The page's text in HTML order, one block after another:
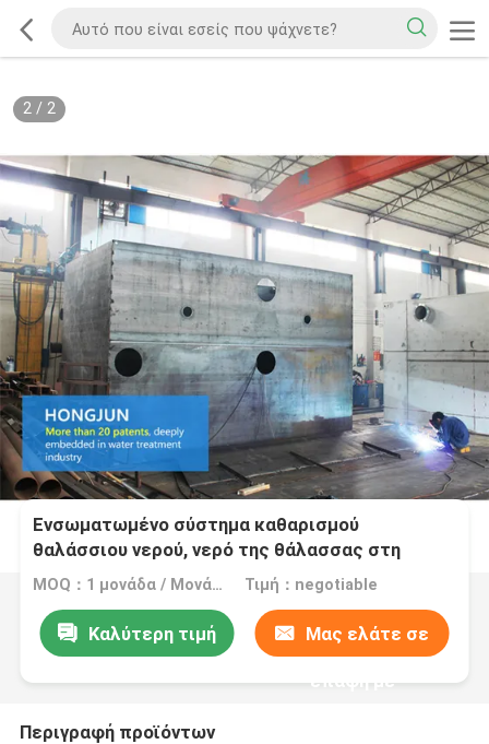
2/ 2
Ενσωματωμένο σύστημα καθαρισμού
θαλάσσιου νερού, νερό της θάλασσας στη
μηχανή πόσιμου νερούMOQ：1 μονάδα / Μονάδες Τιμή：negotiable
Καλύτερη τιμή Μας ελάτε σε
επαφή με
Περιγραφή προϊόντων